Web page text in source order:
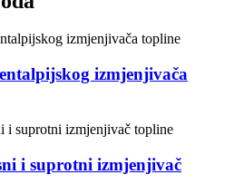
izmjenjivača
i suprotni izmjenjivač